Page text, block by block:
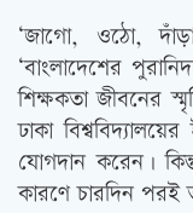
‘জাগো, ওঠো,
‘বাংলাদেশের
শিক্ষকতা জীবনের
ঢাকা
যোগদান করেন।
কারণে চারদিন